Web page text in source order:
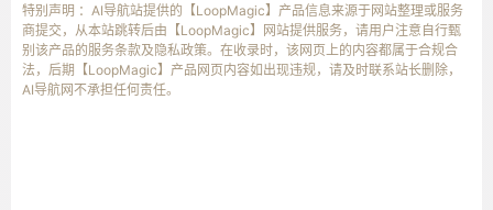
特别声明 ：AI导航站提供的【LoopMagic】产品信息来源于网站整理或服务
商提交，从本站跳转后由【LoopMagic】网站提供服务，请用户注意自行甄
别该产品的服务条款及隐私政策。在收录时，该网页上的内容都属于合规合
法，后期【LoopMagic】产品网页内容如出现违规，请及时联系站长删除，
AI导航网不承担任何责任。